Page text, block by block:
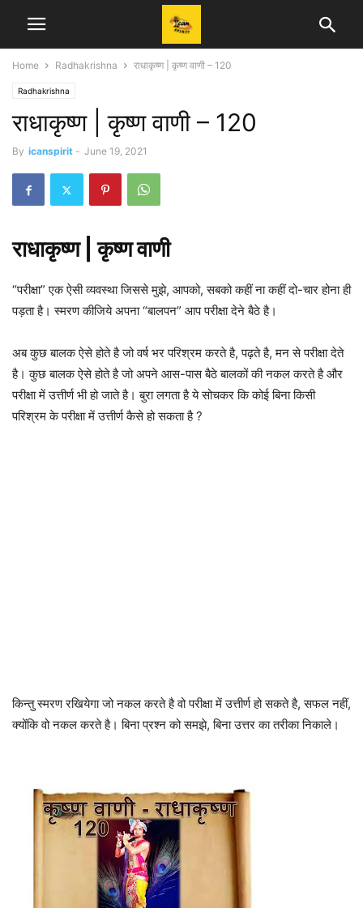
Home Radhakrishna राधाकृष्ण | कृष्ण वाणी – 120
Radhakrishna
राधाकृष्ण | कृष्ण वाणी – 120
By icanspirit - June 19, 2021
राधाकृष्ण | कृष्ण वाणी
“परीक्षा” एक ऐसी व्यवस्था जिससे मुझे, आपको, सबको कहीं ना कहीं दो-चार होना ही
पड़ता है। स्मरण कीजिये अपना “बालपन” आप परीक्षा देने बैठे है।
अब कुछ बालक ऐसे होते है जो वर्ष भर परिश्रम करते है, पढ़ते है, मन से परीक्षा देते
है। कुछ बालक ऐसे होते है जो अपने आस-पास बैठे बालकों की नकल करते है और
परीक्षा में उत्तीर्ण भी हो जाते है। बुरा लगता है ये सोचकर कि कोई बिना किसी
परिश्रम के परीक्षा में उत्तीर्ण कैसे हो सकता है ?
किन्तु स्मरण रखियेगा जो नकल करते है वो परीक्षा में उत्तीर्ण हो सकते है, सफल नहीं,
क्योंकि वो नकल करते है। बिना प्रश्न को समझे, बिना उत्तर का तरीका निकाले।